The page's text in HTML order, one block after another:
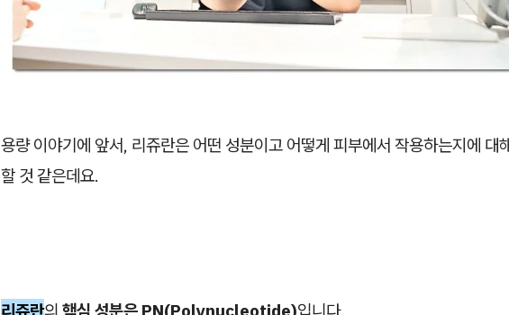
용량 이야기에 앞서, 리쥬란은 어떤 성분이고 어떻게 피부에서 작용하는지에 대
할 것 같은데요.
리쥬란의 핵심 성분은 PN(Polynucleotide)입니다.